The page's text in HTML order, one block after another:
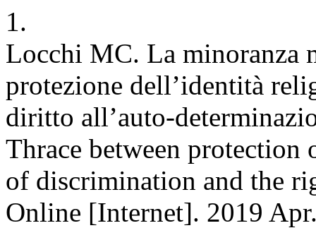
1.
Locchi MC. La minoranza
protezione dell’identità
diritto all’auto-
Thrace between
of discrimination and the
Online [Internet]. 2019